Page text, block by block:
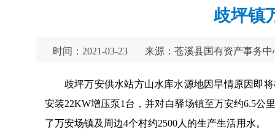
歧坪镇
时间：2021-03-23 来源：苍溪县国有资产事务中
歧坪万安供水站方山水库水源地因旱情原因即
安装22KW增压泵1台，并对白驿场镇至万安约6.5公
了万安场镇及周边4个村约2500人的生产生活用水。